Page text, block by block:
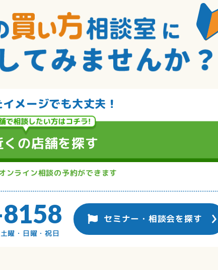
メージでも大丈夫！
くの店舗を探す
ンライン相談の予約ができます
・日曜・祝日
セミナー・相談会を探す
お金のアドバイザーが
資金計画をお手伝いします。